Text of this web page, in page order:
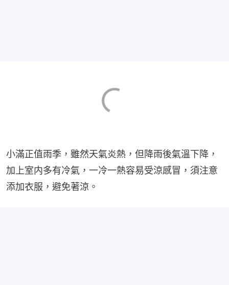
小滿正值雨季，雖然天氣炎熱，但降雨後氣溫下降，
加上室内多有冷氣，一冷一熱容易受涼感冒，須注意
添加衣服，避免著涼。